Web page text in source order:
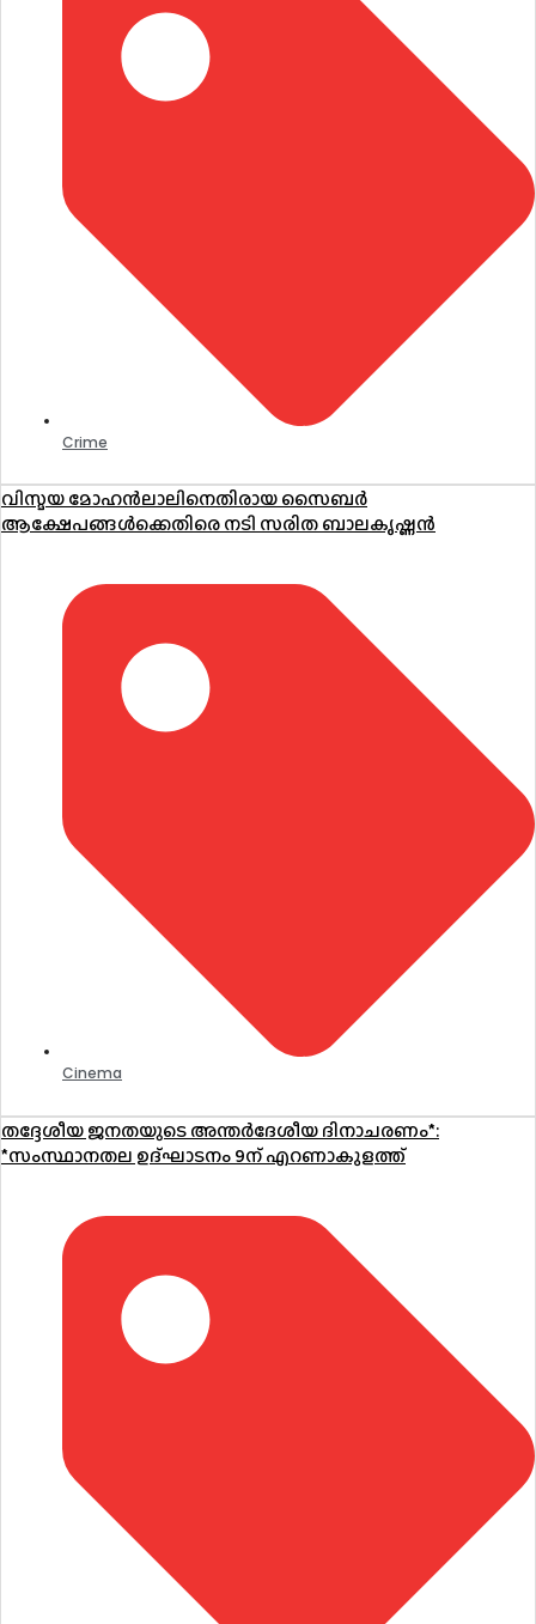
Crime
വിസ്മയ മോഹൻലാലിനെതിരായ സൈബർ
ആക്ഷേപങ്ങൾക്കെതിരെ നടി സരിത ബാലകൃഷ്ണൻ
Cinema
തദ്ദേശീയ ജനതയുടെ അന്തർദേശീയ ദിനാചരണം*:
*സംസ്ഥാനതല ഉദ്ഘാടനം 9ന് എറണാകുളത്ത്